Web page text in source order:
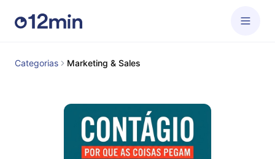
Categorias Marketing & Sales